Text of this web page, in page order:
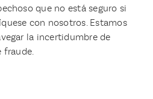
que no está seguro si
con nosotros. Estamos
la incertidumbre de
fraude.